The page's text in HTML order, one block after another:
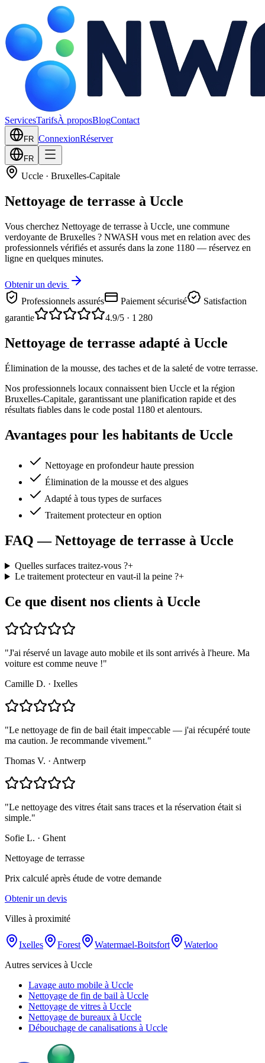
ServicesTarifsÀ proposBlogContact
FR ConnexionRéserver
FR
Uccle · Bruxelles-Capitale
Nettoyage de terrasse à Uccle
Vous cherchez Nettoyage de terrasse à Uccle, une commune
verdoyante de Bruxelles ? NWASH vous met en relation avec des
professionnels vérifiés et assurés dans la zone 1180 — réservez en
ligne en quelques minutes.
Obtenir un devis
Professionnels assurés
Paiement sécurisé
Satisfaction
garantie
4.9/5 · 1 280
Nettoyage de terrasse adapté à Uccle
Élimination de la mousse, des taches et de la saleté de votre terrasse.
Nos professionnels locaux connaissent bien Uccle et la région
Bruxelles-Capitale, garantissant une planification rapide et des
résultats fiables dans le code postal 1180 et alentours.
Avantages pour les habitants de Uccle
Nettoyage en profondeur haute pression
Élimination de la mousse et des algues
Adapté à tous types de surfaces
Traitement protecteur en option
FAQ — Nettoyage de terrasse à Uccle
Quelles surfaces traitez-vous ?+
Le traitement protecteur en vaut-il la peine ?+
Ce que disent nos clients à Uccle
"J'ai réservé un lavage auto mobile et ils sont arrivés à l'heure. Ma
voiture est comme neuve !"
Camille D. · Ixelles
"Le nettoyage de fin de bail était impeccable — j'ai récupéré toute
ma caution. Je recommande vivement."
Thomas V. · Antwerp
"Le nettoyage des vitres était sans traces et la réservation était si
simple."
Sofie L. · Ghent
Nettoyage de terrasse
Prix calculé après étude de votre demande
Obtenir un devis
Villes à proximité
Ixelles Forest Watermael-Boitsfort
Waterloo
Autres services à Uccle
Lavage auto mobile à Uccle
Nettoyage de fin de bail à Uccle
Nettoyage de vitres à Uccle
Nettoyage de bureaux à Uccle
Débouchage de canalisations à Uccle